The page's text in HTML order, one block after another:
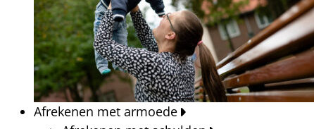
Afrekenen met armoede